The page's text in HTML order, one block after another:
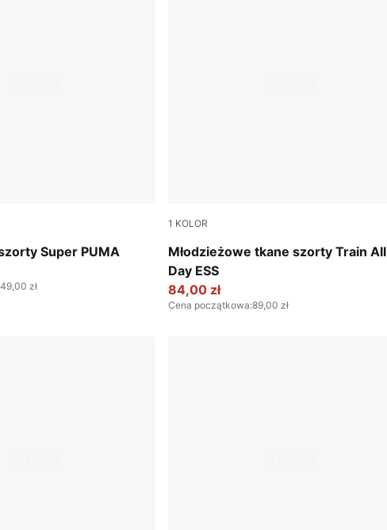
Super PUMA
zł
1 KOLOR
Młodzieżowe tkane szorty Train All
Day ESS
Puma Black
84,00 zł
Cena początkowa:89,00 zł